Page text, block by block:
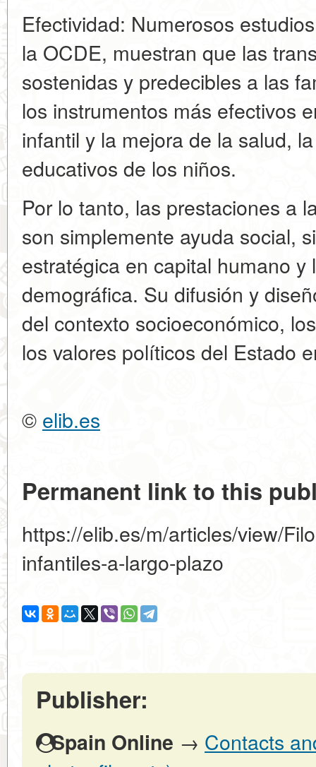
Efectividad: Numerosos
la OCDE, muestran que las
sostenidas y predecibles a las
los instrumentos más efectivos
infantil y la mejora de la salud,
educativos de los niños.
Por lo tanto, las prestaciones a
son simplemente ayuda social,
estratégica en capital humano y
demográfica. Su difusión y
del contexto socioeconómico,
los valores políticos del Estado
© elib.es
Permanent link to this
https://elib.es/m/articles/view/
infantiles-a-largo-plazo
Publisher:
Spain Online → Contacts